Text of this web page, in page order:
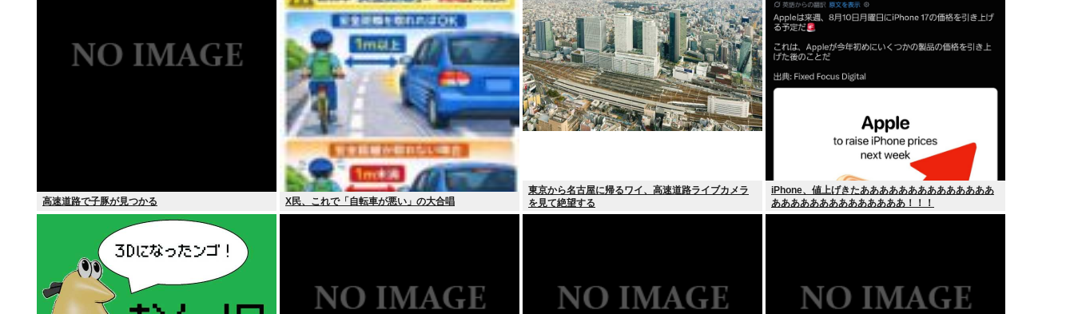
高速道路で子豚が見つかる X民、これで「自転車が悪い」の大合唱
東京から名古屋に帰るワイ、高速道路ライブカメラ
を見て絶望する
iPhone、値上げきたああああああああああああああ
ああああああああああああああ！！！